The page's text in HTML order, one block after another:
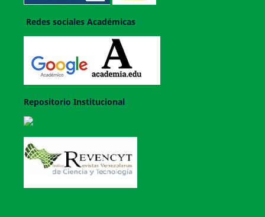
Redes sociales Académicas
Repositorio Institucional